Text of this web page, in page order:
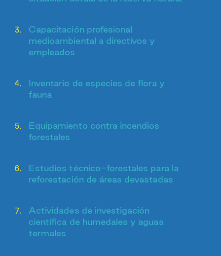
Capacitación profesional
medioambiental a directivos y
empleados
Inventario de especies de flora y
fauna
Equipamiento contra incendios
forestales
Estudios técnico-forestales para la
reforestación de áreas devastadas
Actividades de investigación
científica de humedales y aguas
termales